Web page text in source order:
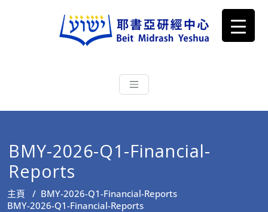
耶書亞研經中心
根源明白聖經，成為更好的門徒
BMY-2026-Q1-Financial-
Reports
主頁 / BMY-2026-Q1-Financial-Reports
BMY-2026-Q1-Financial-Reports